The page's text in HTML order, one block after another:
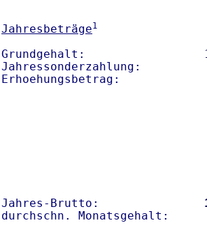
Jahresbeträge1
Grundgehalt:
Jahressonderzahlung:
Jahres-Brutto: